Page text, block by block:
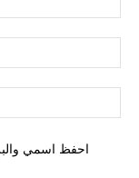
احفظ اسمي